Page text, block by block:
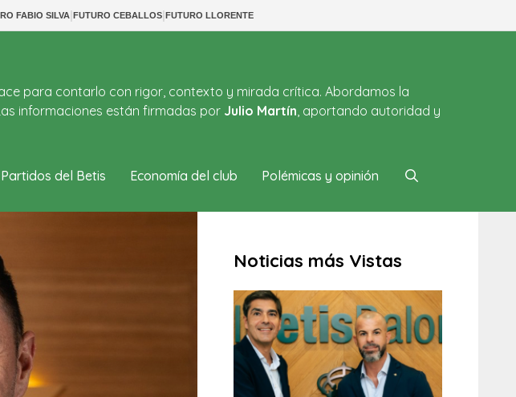
FABIO SILVA|FUTURO CEBALLOS|FUTURO LLORENTE
para contarlo con rigor, contexto y mirada crítica. Abordamos la
informaciones están firmadas por Julio Martín, aportando autoridad y
Partidos del Betis Economía del club Polémicas y opinión
Noticias más Vistas